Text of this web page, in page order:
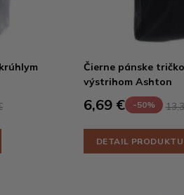
Čierne pánske
výstrihom Ashton
6,69 € -50%
DETAIL PRODUKTU